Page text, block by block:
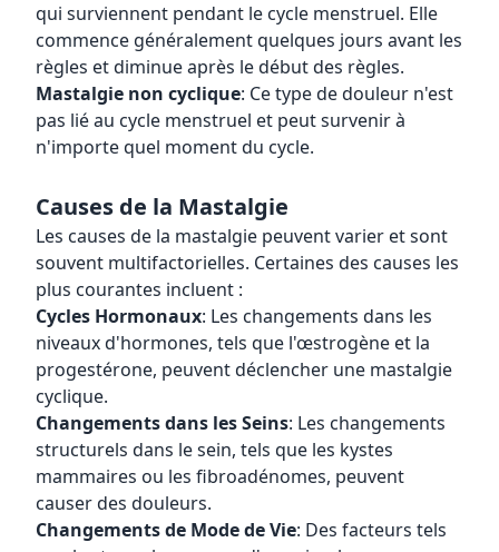
qui surviennent pendant le cycle menstruel. Elle
commence généralement quelques jours avant les
règles et diminue après le début des règles.
Mastalgie non cyclique: Ce type de douleur n'est
pas lié au cycle menstruel et peut survenir à
n'importe quel moment du cycle.
Causes de la Mastalgie
Les causes de la mastalgie peuvent varier et sont
souvent multifactorielles. Certaines des causes les
plus courantes incluent :
Cycles Hormonaux: Les changements dans les
niveaux d'hormones, tels que l'œstrogène et la
progestérone, peuvent déclencher une mastalgie
cyclique.
Changements dans les Seins: Les changements
structurels dans le sein, tels que les kystes
mammaires ou les fibroadénomes, peuvent
causer des douleurs.
Changements de Mode de Vie: Des facteurs tels